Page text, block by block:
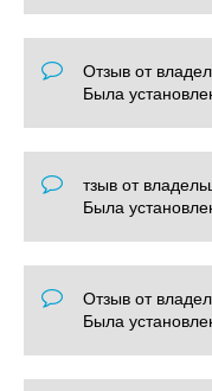
Отзыв от
Была
тзыв от
Была
Отзыв от
Была